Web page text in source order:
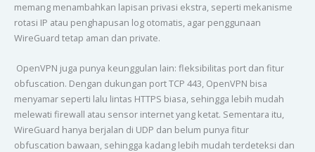
memang menambahkan lapisan privasi ekstra, seperti mekanisme
rotasi IP atau penghapusan log otomatis, agar penggunaan
WireGuard tetap aman dan private.
OpenVPN juga punya keunggulan lain: fleksibilitas port dan fitur
obfuscation. Dengan dukungan port TCP 443, OpenVPN bisa
menyamar seperti lalu lintas HTTPS biasa, sehingga lebih mudah
melewati firewall atau sensor internet yang ketat. Sementara itu,
WireGuard hanya berjalan di UDP dan belum punya fitur
obfuscation bawaan, sehingga kadang lebih mudah terdeteksi dan